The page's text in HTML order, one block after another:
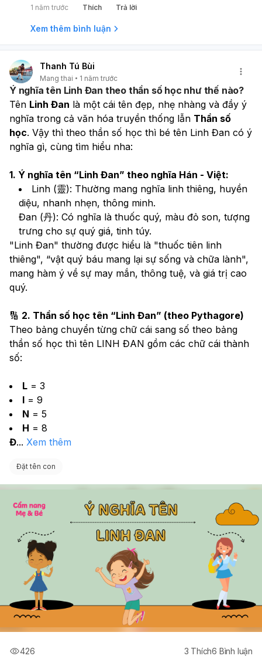
1 năm trước Thích Trả lời
Xem thêm bình luận
Thanh Tú Bùi
Mang thai 1 năm trước
Ý nghĩa tên Linh Đan theo thần số học như thế nào?
Tên Linh Đan là một cái tên đẹp, nhẹ nhàng và đầy ý
nghĩa trong cả văn hóa truyền thống lẫn Thần số
học. Vậy thì theo thần số học thì bé tên Linh Đan có ý
nghĩa gì, cùng tìm hiểu nha:
1. Ý nghĩa tên “Linh Đan” theo nghĩa Hán - Việt:
Linh (靈): Thường mang nghĩa linh thiêng, huyền
diệu, nhanh nhẹn, thông minh.
Đan (丹): Có nghĩa là thuốc quý, màu đỏ son, tượng
trưng cho sự quý giá, tinh túy.
"Linh Đan" thường được hiểu là "thuốc tiên linh
thiêng", “vật quý báu mang lại sự sống và chữa lành",
mang hàm ý về sự may mắn, thông tuệ, và giá trị cao
quý.
🔢 2. Thần số học tên “Linh Đan” (theo Pythagore)
Theo bảng chuyển từng chữ cái sang số theo bảng
thần số học thì tên LINH ĐAN gồm các chữ cái thành
số:
L = 3
I = 9
N = 5
H = 8
Đ... Xem thêm
Đặt tên con
426 3 Thích6 Bình luận